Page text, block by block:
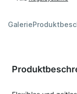
Galerie